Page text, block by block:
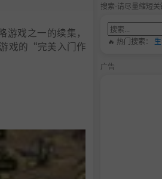
游戏之一的续集，
戏的“完美入门作
搜索-请尽量缩短关
🔥 热门搜索：
广告